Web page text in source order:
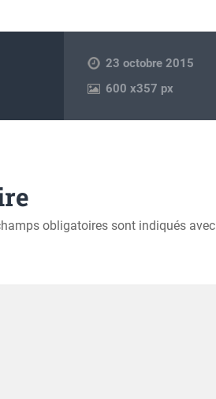
23 octobre 2015
600x357 px
obligatoires sont indiqués avec